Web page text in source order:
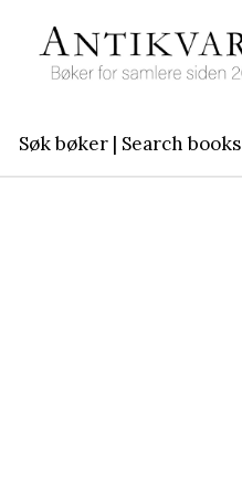
Søk bøker | Search books